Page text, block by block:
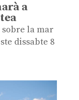
a
la mar
dissabte 8